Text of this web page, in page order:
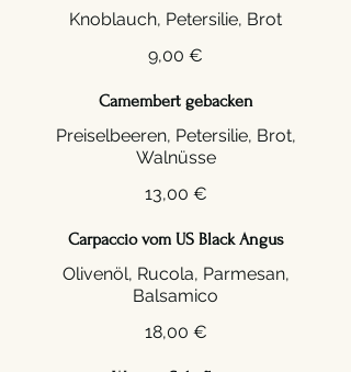
9,00 €
Camembert gebacken
Preiselbeeren, Petersilie, Brot,
Walnüsse
13,00 €
Carpaccio vom US Black Angus
Olivenöl, Rucola, Parmesan,
18,00 €